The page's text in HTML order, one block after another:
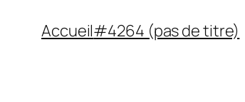
Accueil#4264 (pas de titre)